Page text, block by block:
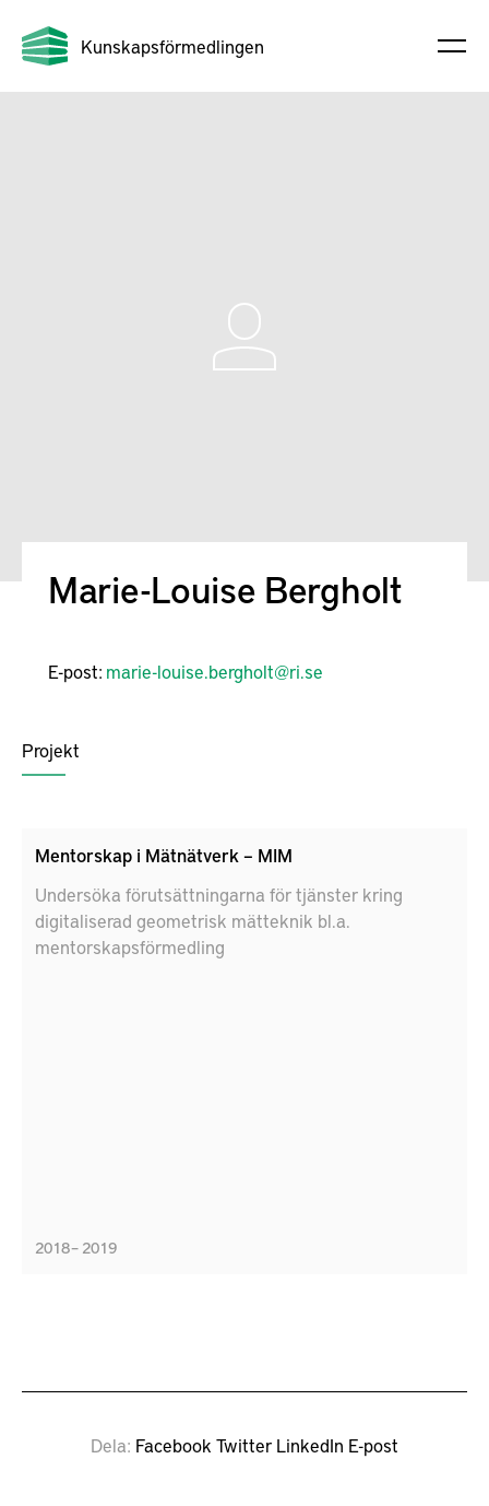
Kunskapsförmedlingen
Marie-Louise Bergholt
E-post: marie-louise.bergholt@ri.se
Projekt
Mentorskap i Mätnätverk – MIM
Undersöka förutsättningarna för tjänster kring
digitaliserad geometrisk mätteknik bl.a.
mentorskapsförmedling
2018 – 2019
Dela Facebook Twitter LinkedIn E-post